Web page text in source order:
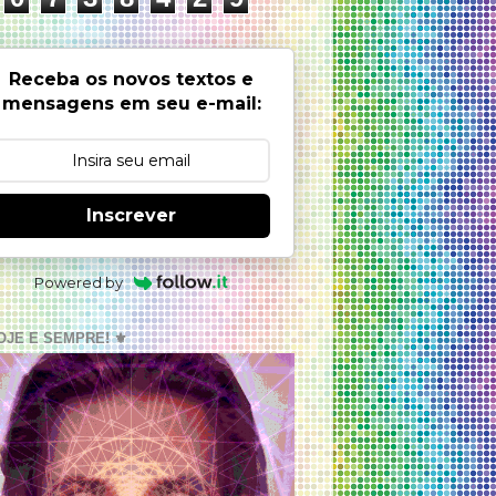
Receba os novos textos e
mensagens em seu e-mail:
Inscrever
Powered by
E SEMPRE! ⚜️